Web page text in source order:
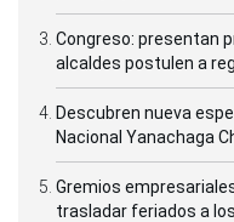
Congreso: presentan
alcaldes postulen a
Descubren nueva
Nacional Yanachaga
Gremios
trasladar feriados a